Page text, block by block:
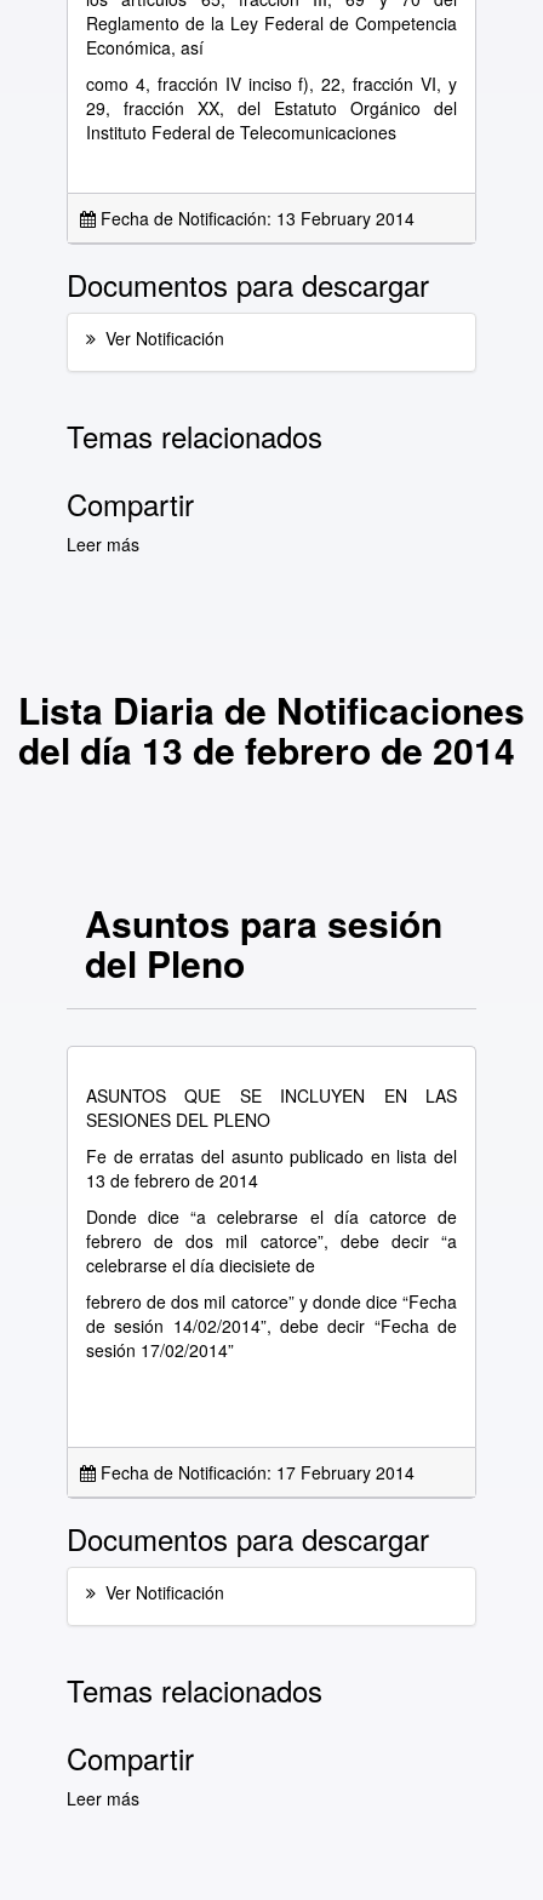
Reglamento de la Ley Federal de Competencia
Económica, así
como 4, fracción IV inciso f), 22, fracción VI, y
29, fracción XX, del Estatuto Orgánico del
Instituto Federal de Telecomunicaciones
Fecha de Notificación: 13 February 2014
Documentos para descargar
Ver Notificación
Temas relacionados
Compartir
Leer más
Lista Diaria de Notificaciones
del día 13 de febrero de 2014
Asuntos para sesión
del Pleno
ASUNTOS QUE SE INCLUYEN EN LAS
SESIONES DEL PLENO
Fe de erratas del asunto publicado en lista del
13 de febrero de 2014
Donde dice “a celebrarse el día catorce de
febrero de dos mil catorce”, debe decir “a
celebrarse el día diecisiete de
febrero de dos mil catorce” y donde dice “Fecha
de sesión 14/02/2014”, debe decir “Fecha de
sesión 17/02/2014”
Fecha de Notificación: 17 February 2014
Documentos para descargar
Ver Notificación
Temas relacionados
Compartir
Leer más